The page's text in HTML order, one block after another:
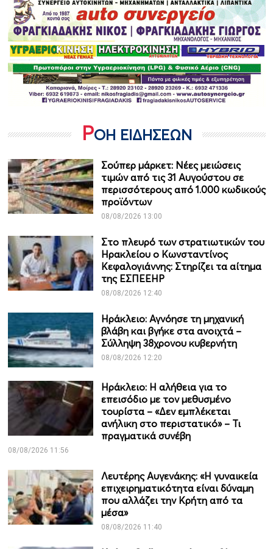
ΡΟΗ ΕΙΔΗΣΕΩΝ
Σούπερ μάρκετ: Νέες μειώσεις
τιμών από τις 31 Αυγούστου σε
περισσότερους από 1.000 κωδικούς
προϊόντων
08/08/2026 13:00
Στο πλευρό των στρατιωτικών του
Ηρακλείου ο Κωνσταντίνος
Κεφαλογιάννης: Στηρίζει τα αίτημα
της ΕΣΠΕΕΗΡ
08/08/2026 12:40
Ηράκλειο: Αγνόησε τη μηχανική
βλάβη και βγήκε στα ανοιχτά –
Σύλληψη 38χρονου κυβερνήτη
08/08/2026 12:20
Ηράκλειο: Η αλήθεια για το
επεισόδιο με τον μεθυσμένο
τουρίστα – «Δεν εμπλέκεται
ανήλικη στο περιστατικό» – Τι
πραγματικά συνέβη
08/08/2026 11:56
Λευτέρης Αυγενάκης: «Η γυναικεία
επιχειρηματικότητα είναι δύναμη
που αλλάζει την Κρήτη από τα
μέσα»
08/08/2026 11:40